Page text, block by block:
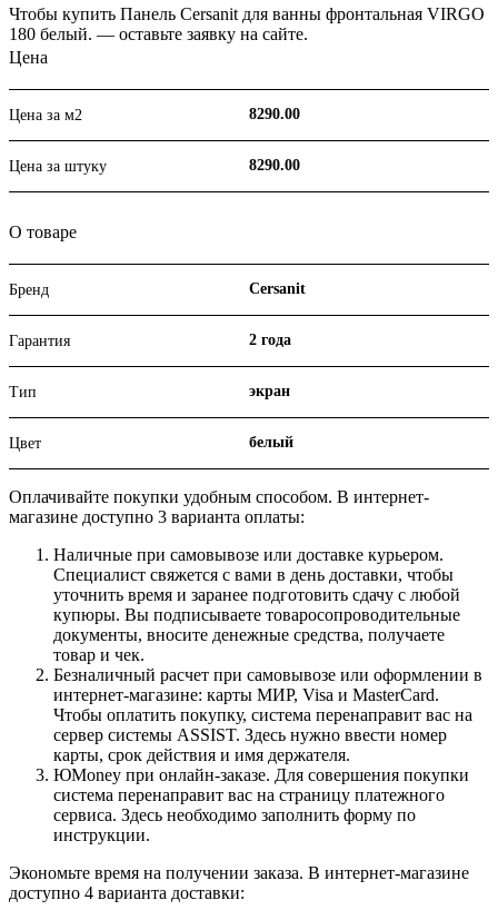
Чтобы купить Панель Cersanit для ванны фронтальная VIRGO
180 белый. — оставьте заявку на сайте.
Цена
Цена за м2 8290.00
Цена за штуку 8290.00
О товаре
Бренд Cersanit
Гарантия 2 года
Тип экран
Цвет белый
Оплачивайте покупки удобным способом. В интернет-
магазине доступно 3 варианта оплаты:
Наличные при самовывозе или доставке курьером.
Специалист свяжется с вами в день доставки, чтобы
уточнить время и заранее подготовить сдачу с любой
купюры. Вы подписываете товаросопроводительные
документы, вносите денежные средства, получаете
товар и чек.
Безналичный расчет при самовывозе или оформлении в
интернет-магазине: карты МИР, Visa и MasterCard.
Чтобы оплатить покупку, система перенаправит вас на
сервер системы ASSIST. Здесь нужно ввести номер
карты, срок действия и имя держателя.
ЮMoney при онлайн-заказе. Для совершения покупки
система перенаправит вас на страницу платежного
сервиса. Здесь необходимо заполнить форму по
инструкции.
Экономьте время на получении заказа. В интернет-магазине
доступно 4 варианта доставки: